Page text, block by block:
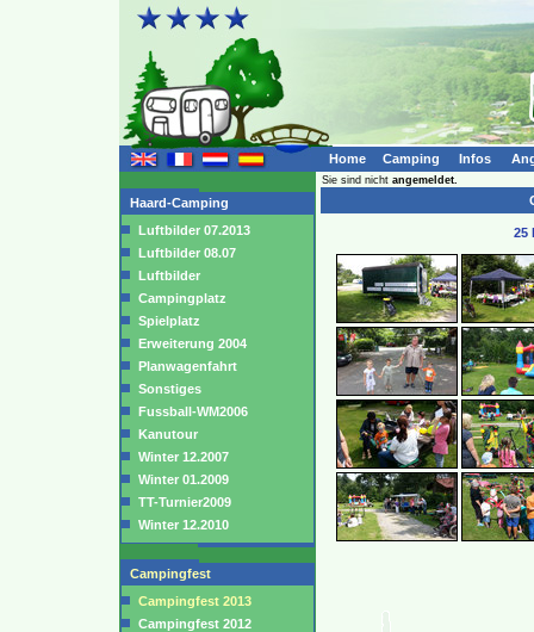
Home Camping Infos
Haard-Camping
Luftbilder 07.2013
Luftbilder 08.07
Luftbilder
Campingplatz
Spielplatz
Erweiterung 2004
Planwagenfahrt
Sonstiges
Fussball-WM2006
Kanutour
Winter 12.2007
Winter 01.2009
TT-Turnier2009
Winter 12.2010
Campingfest
Campingfest 2013
Campingfest 2012
Sie sind nicht angemeldet.
25